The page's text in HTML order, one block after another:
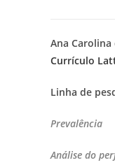
Ana
Currículo
Linha de
Prevalência
Análise do